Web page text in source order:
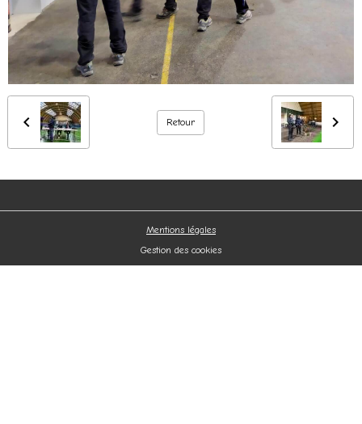
Retour
Mentions légales
Gestion des cookies